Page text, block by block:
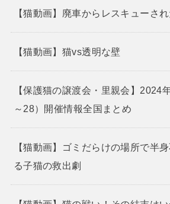
【猫動画】廃車からレスキューさ
【猫動画】猫vs透明な壁
【保護猫の譲渡会・里親会】2024
～28）開催情報全国まとめ
【猫動画】ゴミだらけの場所で半
る子猫の救出劇